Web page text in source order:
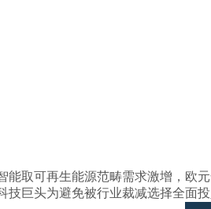
可再生能源范畴需求激增，欧元
技巨头为避免被行业裁减选择全面